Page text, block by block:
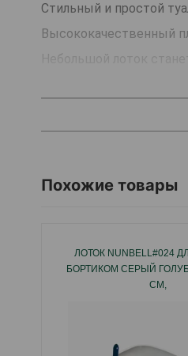
Стильный и простой
Высококачественный
Небольшой лоток
Похожие товары
ЛОТОК NUNBELL#024
БОРТИКОМ СЕРЫЙ
СМ,